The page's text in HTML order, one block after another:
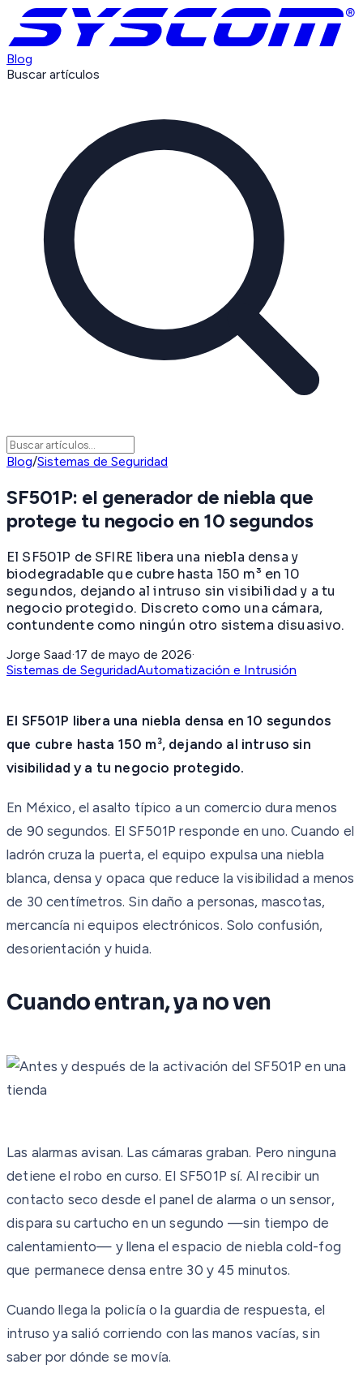
Blog
Buscar artículos
Blog/Sistemas de Seguridad
SF501P: el generador de niebla que
protege tu negocio en 10 segundos
El SF501P de SFIRE libera una niebla densa y
biodegradable que cubre hasta 150 m³ en 10
segundos, dejando al intruso sin visibilidad y a tu
negocio protegido. Discreto como una cámara,
contundente como ningún otro sistema disuasivo.
Jorge Saad·17 de mayo de 2026·
Sistemas de SeguridadAutomatización e Intrusión
El SF501P libera una niebla densa en 10 segundos
que cubre hasta 150 m³, dejando al intruso sin
visibilidad y a tu negocio protegido.
En México, el asalto típico a un comercio dura menos
de 90 segundos. El SF501P responde en uno. Cuando el
ladrón cruza la puerta, el equipo expulsa una niebla
blanca, densa y opaca que reduce la visibilidad a menos
de 30 centímetros. Sin daño a personas, mascotas,
mercancía ni equipos electrónicos. Solo confusión,
desorientación y huida.
Cuando entran, ya no ven
Las alarmas avisan. Las cámaras graban. Pero ninguna
detiene el robo en curso. El SF501P sí. Al recibir un
contacto seco desde el panel de alarma o un sensor,
dispara su cartucho en un segundo —sin tiempo de
calentamiento— y llena el espacio de niebla cold-fog
que permanece densa entre 30 y 45 minutos.
Cuando llega la policía o la guardia de respuesta, el
intruso ya salió corriendo con las manos vacías, sin
saber por dónde se movía.